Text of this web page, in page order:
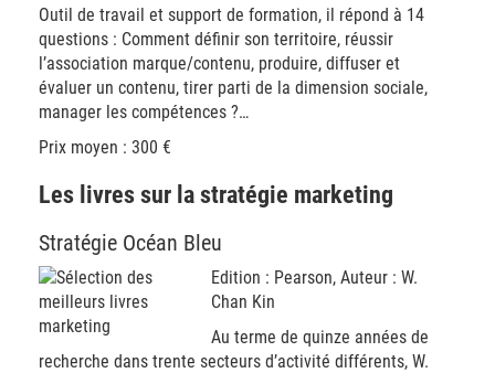
Outil de travail et support de formation, il répond à 14
questions : Comment définir son territoire, réussir
l’association marque/contenu, produire, diffuser et
évaluer un contenu, tirer parti de la dimension sociale,
manager les compétences ?…
Prix moyen : 300 €
Les livres sur la stratégie marketing
Stratégie Océan Bleu
Edition : Pearson, Auteur : W.
Chan Kin
Au terme de quinze années de
recherche dans trente secteurs d’activité différents, W.